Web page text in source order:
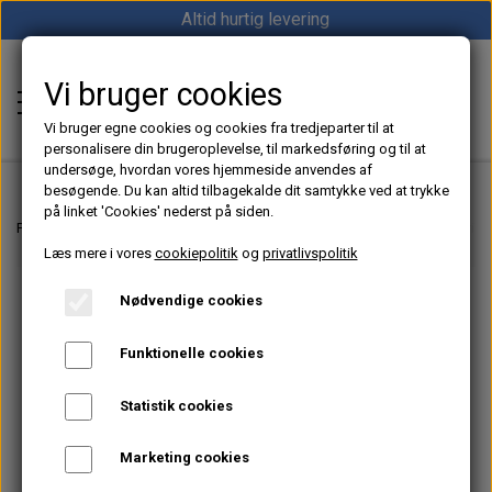
Altid hurtig levering
Shop12volt
Hjem
Autoterm dieselfyr
1852 Diesel Bådvarmer
Strøm
Vind/Sol
Forside
Vi bruger cookies
Vi bruger egne cookies og cookies fra tredjeparter til at
personalisere din brugeroplevelse, til markedsføring og til at
undersøge, hvordan vores hjemmeside anvendes af
besøgende. Du kan altid tilbagekalde dit samtykke ved at trykke
på linket 'Cookies' nederst på siden.
Læs mere i vores cookiepolitikog privatlivspolitik
Nødvendige cookies
Funktionelle cookies
Statistik cookies
Marketing cookies